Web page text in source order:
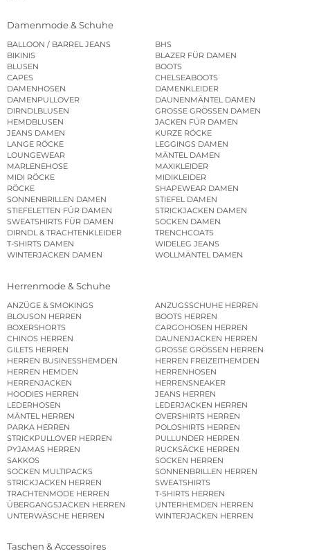
Damenmode & Schuhe
BALLOON / BARREL JEANS
BHS
BIKINIS
BLAZER FÜR DAMEN
BLUSEN
BOOTS
CAPES
CHELSEABOOTS
DAMENHOSEN
DAMENKLEIDER
DAMENPULLOVER
DAUNENMÄNTEL DAMEN
DIRNDLBLUSEN
GROSSE GRÖSSEN DAMEN
HEMDBLUSEN
JACKEN FÜR DAMEN
JEANS DAMEN
KURZE RÖCKE
LANGE RÖCKE
LEGGINGS DAMEN
LOUNGEWEAR
MÄNTEL DAMEN
MARLENEHOSE
MAXIKLEIDER
MIDI RÖCKE
MIDIKLEIDER
RÖCKE
SHAPEWEAR DAMEN
SONNENBRILLEN DAMEN
STIEFEL DAMEN
STIEFELETTEN FÜR DAMEN
STRICKJACKEN DAMEN
SWEATSHIRTS FÜR DAMEN
SOCKEN DAMEN
DIRNDL & TRACHTENKLEIDER
TRENCHCOATS
T-SHIRTS DAMEN
WIDELEG JEANS
WINTERJACKEN DAMEN
WOLLMÄNTEL DAMEN
Herrenmode & Schuhe
ANZÜGE & SMOKINGS
ANZUGSSCHUHE HERREN
BLOUSON HERREN
BOOTS HERREN
BOXERSHORTS
CARGOHOSEN HERREN
CHINOS HERREN
DAUNENJACKEN HERREN
GILETS HERREN
GROSSE GRÖSSEN HERREN
HERREN BUSINESSHEMDEN
HERREN FREIZEITHEMDEN
HERREN HEMDEN
HERRENHOSEN
HERRENJACKEN
HERRENSNEAKER
HOODIES HERREN
JEANS HERREN
LEDERHOSEN
LEDERJACKEN HERREN
MÄNTEL HERREN
OVERSHIRTS HERREN
PARKA HERREN
POLOSHIRTS HERREN
STRICKPULLOVER HERREN
PULLUNDER HERREN
PYJAMAS HERREN
RUCKSÄCKE HERREN
SAKKOS
SOCKEN HERREN
SOCKEN MULTIPACKS
SONNENBRILLEN HERREN
STRICKJACKEN HERREN
SWEATSHIRTS
TRACHTENMODE HERREN
T-SHIRTS HERREN
ÜBERGANGSJACKEN HERREN
UNTERHEMDEN HERREN
UNTERWÄSCHE HERREN
WINTERJACKEN HERREN
Taschen & Accessoires